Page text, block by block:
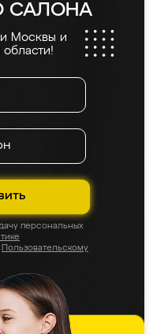
САЛОНА
Москвы и
персональных
Пользовательскому